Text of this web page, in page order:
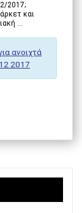
2017;
και
...
ανοιχτά
2017